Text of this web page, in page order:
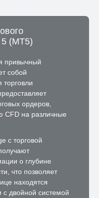
(MT5)
привычный
собой
ордеров,
CFD на различные
с торговой
о глубине
что позволяет
находятся
с двойной системой